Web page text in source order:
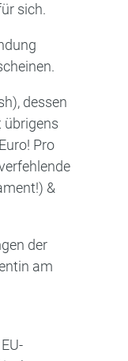
sich.
dessen
übrigens
Pro
&
der
am